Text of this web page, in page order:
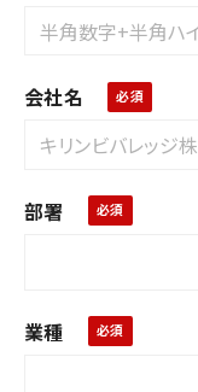
会社名
部署
業種